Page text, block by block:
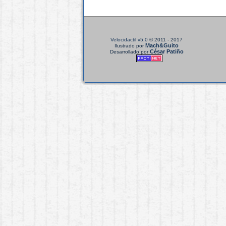
Velocidactil v5.0 © 2011 - 2017
Ilustrado porMach&Guito
Desarrollado porCésar Patiño